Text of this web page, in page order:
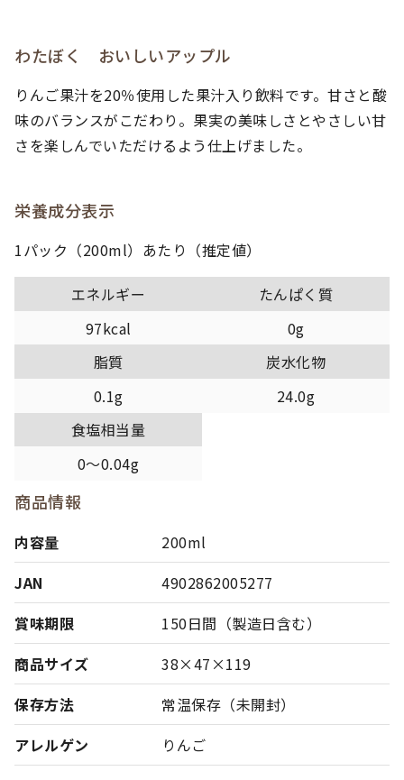
わたぼく おいしいアップル
りんご果汁を20％使用した果汁入り飲料です。甘さと酸
味のバランスがこだわり。果実の美味しさとやさしい甘
さを楽しんでいただけるよう仕上げました。
栄養成分表示
1パック（200ml）あたり（推定値）
エネルギー
97kcal
たんぱく質
0g
脂質
0.1g
炭水化物
24.0g
食塩相当量
0～0.04g
商品情報
内容量
200ml
JAN
4902862005277
賞味期限
150日間（製造日含む）
商品サイズ
38×47×119
保存方法
常温保存（未開封）
アレルゲン
りんご